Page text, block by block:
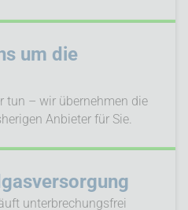
um die
tun – wir übernehmen die
Anbieter für Sie.
unterbrechungsfrei